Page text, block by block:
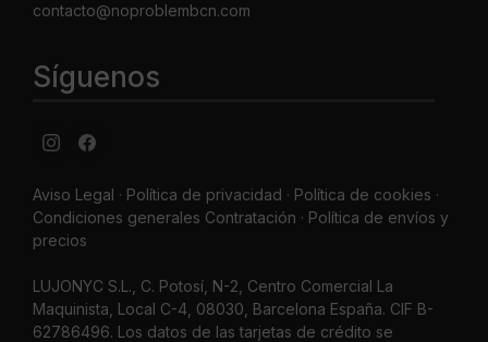
contacto@noproblembcn.com
Síguenos
Aviso Legal · Política de privacidad · Política de cookies ·
Condiciones generales Contratación · Política de envíos y
precios
LUJONYC S.L., C. Potosí, N-2, Centro Comercial La
Maquinista, Local C-4, 08030, Barcelona España. CIF B-
62786496. Los datos de las tarjetas de crédito se